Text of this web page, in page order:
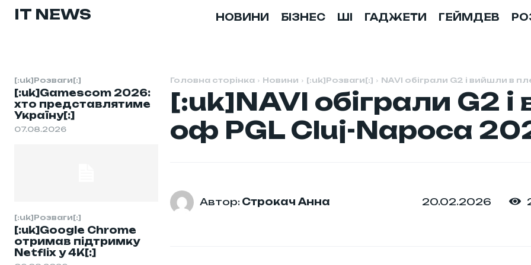
IT NEWS НОВИНИ БІЗНЕС ШІ ГАДЖЕТИ ГЕЙМДЕВ
[:uk]Розваги[:]
[:uk]Gamescom 2026:
хто представлятиме
Україну[:]
07.08.2026
[:uk]Розваги[:]
[:uk]Google Chrome
отримав підтримку
Netflix у 4K[:]
Головна сторінка Новини [:uk]Розваги[:] NAVI обіграли G2 і вийшли в
[:uk]NAVI обіграли G2
оф PGL Cluj-Napoca
Автор: Строкач Анна 20.02.2026